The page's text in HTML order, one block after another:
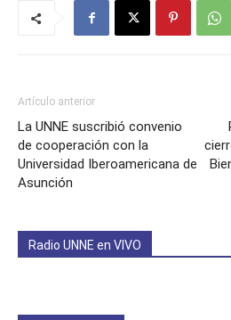
Artículo anterior
La UNNE suscribió convenio
de cooperación con la
Universidad Iberoamericana de
Asunción
Radio UNNE en VIVO